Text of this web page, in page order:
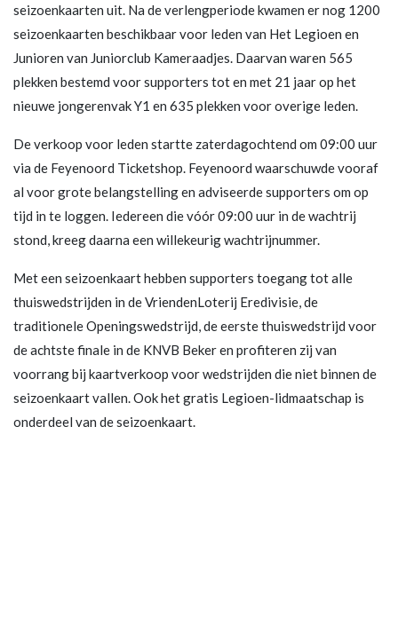
seizoenkaarten uit. Na de verlengperiode kwamen er nog 1200
seizoenkaarten beschikbaar voor leden van Het Legioen en
Junioren van Juniorclub Kameraadjes. Daarvan waren 565
plekken bestemd voor supporters tot en met 21 jaar op het
nieuwe jongerenvak Y1 en 635 plekken voor overige leden.
De verkoop voor leden startte zaterdagochtend om 09:00 uur
via de Feyenoord Ticketshop. Feyenoord waarschuwde vooraf
al voor grote belangstelling en adviseerde supporters om op
tijd in te loggen. Iedereen die vóór 09:00 uur in de wachtrij
stond, kreeg daarna een willekeurig wachtrijnummer.
Met een seizoenkaart hebben supporters toegang tot alle
thuiswedstrijden in de VriendenLoterij Eredivisie, de
traditionele Openingswedstrijd, de eerste thuiswedstrijd voor
de achtste finale in de KNVB Beker en profiteren zij van
voorrang bij kaartverkoop voor wedstrijden die niet binnen de
seizoenkaart vallen. Ook het gratis Legioen-lidmaatschap is
onderdeel van de seizoenkaart.